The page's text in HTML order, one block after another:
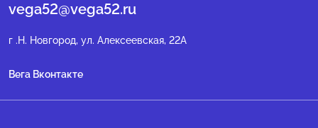
vega52@vega52.ru
г .Н. Новгород, ул. Алексеевская, 22А
Вега Вконтакте